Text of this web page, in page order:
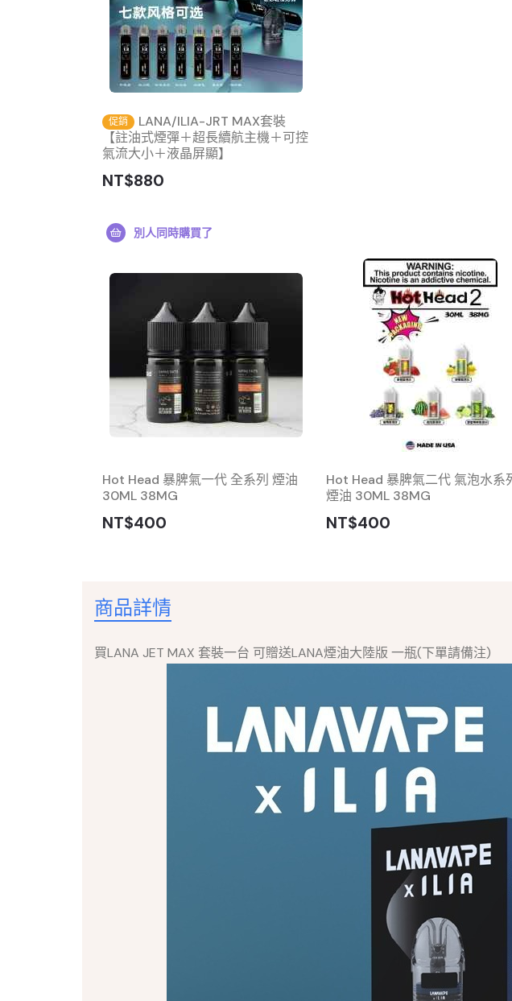
促銷
LANA/ILIA-JRT MAX套裝
【註油式煙彈＋超長續航主機＋可控
氣流大小＋液晶屏顯】
NT$880
別人同時購買了
Hot Head 暴脾氣一代 全系列 煙油
30ML 38MG
NT$400
Hot Head 暴脾氣二代 氣泡水系
煙油 30ML 38MG
NT$400
商品詳情
買LANA JET MAX 套裝一台 可贈送LANA煙油大陸版 一瓶(下單請備注)